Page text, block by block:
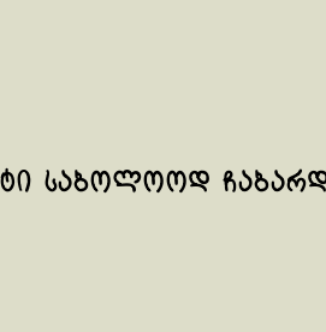
საბოლოოდ